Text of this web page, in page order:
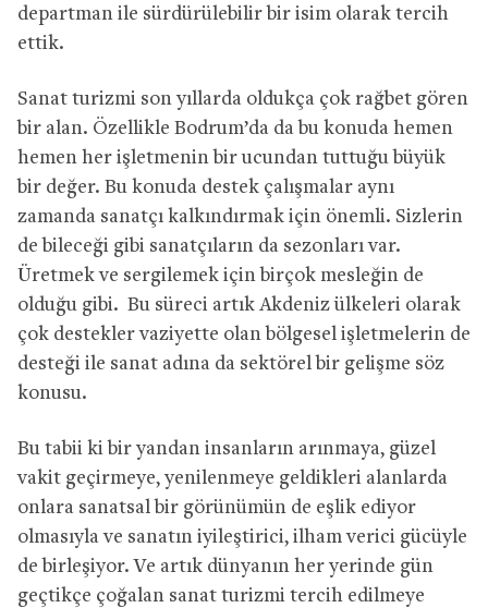
departman ile sürdürülebilir bir isim olarak tercih
ettik.
Sanat turizmi son yıllarda oldukça çok rağbet gören
bir alan. Özellikle Bodrum’da da bu konuda hemen
hemen her işletmenin bir ucundan tuttuğu büyük
bir değer. Bu konuda destek çalışmalar aynı
zamanda sanatçı kalkındırmak için önemli. Sizlerin
de bileceği gibi sanatçıların da sezonları var.
Üretmek ve sergilemek için birçok mesleğin de
olduğu gibi. Bu süreci artık Akdeniz ülkeleri olarak
çok destekler vaziyette olan bölgesel işletmelerin de
desteği ile sanat adına da sektörel bir gelişme söz
konusu.
Bu tabii ki bir yandan insanların arınmaya, güzel
vakit geçirmeye, yenilenmeye geldikleri alanlarda
onlara sanatsal bir görünümün de eşlik ediyor
olmasıyla ve sanatın iyileştirici, ilham verici gücüyle
de birleşiyor. Ve artık dünyanın her yerinde gün
geçtikçe çoğalan sanat turizmi tercih edilmeye